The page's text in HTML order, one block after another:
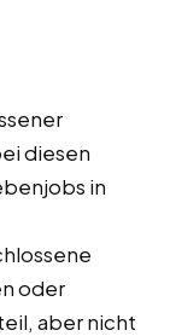
diesen
in
oder
aber nicht